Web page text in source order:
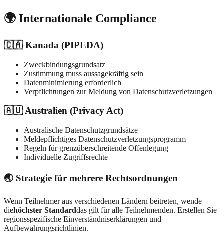
🌍 Internationale Compliance
🇨🇦 Kanada (PIPEDA)
Zweckbindungsgrundsatz
Zustimmung muss aussagekräftig sein
Datenminimierung erforderlich
Verpflichtungen zur Meldung von Datenschutzverletzungen
🇦🇺 Australien (Privacy Act)
Australische Datenschutzgrundsätze
Meldepflichtiges Datenschutzverletzungsprogramm
Regeln für grenzüberschreitende Offenlegung
Individuelle Zugriffsrechte
🌏 Strategie für mehrere Rechtsordnungen
Wenn Teilnehmer aus verschiedenen Ländern beitreten, wende
diehöchster Standarddas gilt für alle Teilnehmenden. Erstellen Sie
regionsspezifische Einverständniserklärungen und
Aufbewahrungsrichtlinien.